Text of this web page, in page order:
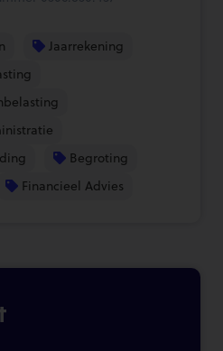
Jaarrekening
Begroting
Financieel Advies